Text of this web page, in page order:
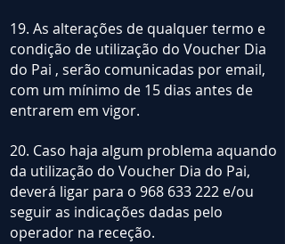
19. As alterações de qualquer termo e
condição de utilização do Voucher Dia
do Pai , serão comunicadas por email,
com um mínimo de 15 dias antes de
entrarem em vigor.
20. Caso haja algum problema aquando
da utilização do Voucher Dia do Pai,
deverá ligar para o 968 633 222 e/ou
seguir as indicações dadas pelo
operador na receção.